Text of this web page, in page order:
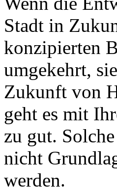
Stadt in
konzipierten
umgekehrt,
Zukunft von
geht es mit
zu gut.
nicht
werden.